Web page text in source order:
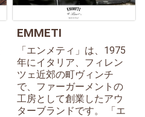
EMMETI
「エンメティ」は、1975
年にイタリア、フィレン
ツェ近郊の町ヴィンチ
で、ファーガーメントの
工房として創業したアウ
ターブランドです。 「エ